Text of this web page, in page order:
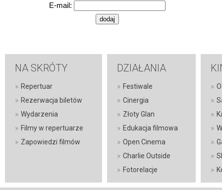
E-mail:
NA SKRÓTY
» Repertuar
» Rezerwacja biletów
» Wydarzenia
» Filmy w repertuarze
» Zapowiedzi filmów
DZIAŁANIA
» Festiwale
» Cinergia
» Złoty Glan
» Edukacja filmowa
» Open Cinema
» Charlie Outside
» Fotorelacje
»
»
»
»
»
»
»